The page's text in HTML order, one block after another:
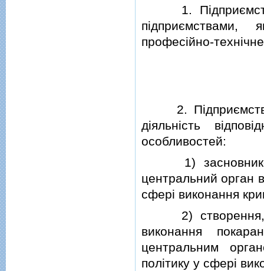
1. Пiдприємства
пiдприємствами,
професiйно-
2. Пiдприємства
дiяльнiсть
особливостей:
1) засновником
центральний орган
сферi виконання
2) створення,
виконання
центральним
полiтику у сферi